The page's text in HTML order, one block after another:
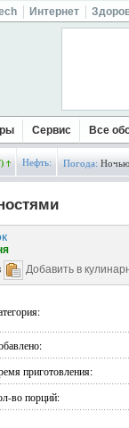
Интернет
Сервис Все
Нефть: Погода:
Добавить в
приготовления:
во порций: